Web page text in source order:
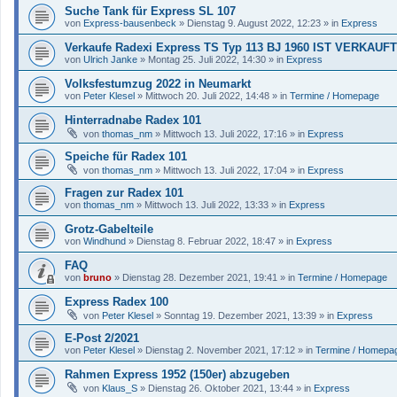
Suche Tank für Express SL 107
von Express-bausenbeck » Dienstag 9. August 2022, 12:23 » in Express
Verkaufe Radexi Express TS Typ 113 BJ 1960 IST VERKAUFT
von Ulrich Janke » Montag 25. Juli 2022, 14:30 » in Express
Volksfestumzug 2022 in Neumarkt
von Peter Klesel » Mittwoch 20. Juli 2022, 14:48 » in Termine / Homepage
Hinterradnabe Radex 101
von thomas_nm » Mittwoch 13. Juli 2022, 17:16 » in Express
Speiche für Radex 101
von thomas_nm » Mittwoch 13. Juli 2022, 17:04 » in Express
Fragen zur Radex 101
von thomas_nm » Mittwoch 13. Juli 2022, 13:33 » in Express
Grotz-Gabelteile
von Windhund » Dienstag 8. Februar 2022, 18:47 » in Express
FAQ
von bruno » Dienstag 28. Dezember 2021, 19:41 » in Termine / Homepage
Express Radex 100
von Peter Klesel » Sonntag 19. Dezember 2021, 13:39 » in Express
E-Post 2/2021
von Peter Klesel » Dienstag 2. November 2021, 17:12 » in Termine /
Rahmen Express 1952 (150er) abzugeben
von Klaus_S » Dienstag 26. Oktober 2021, 13:44 » in Express